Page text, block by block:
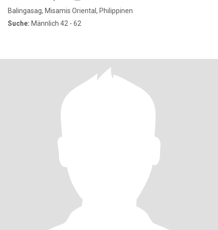
Balingasag, Misamis Oriental, Philippinen
Suche: Männlich 42 - 62